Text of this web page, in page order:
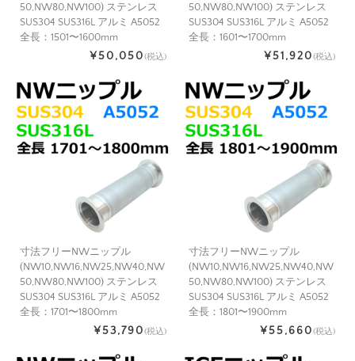
50,NW80,NW100) ステンレス
SUS304 SUS316L アルミ A5052
全長：1501〜1600mm
¥50,050(税込)
50,NW80,NW100) ステンレス
SUS304 SUS316L アルミ A5052
全長：1601〜1700mm
¥51,920(税込)
寸法フリーNWニップル
(NW10,NW16,NW25,NW40,NW
50,NW80,NW100) ステンレス
SUS304 SUS316L アルミ A5052
全長：1701〜1800mm
¥53,790(税込)
寸法フリーNWニップル
(NW10,NW16,NW25,NW40,NW
50,NW80,NW100) ステンレス
SUS304 SUS316L アルミ A5052
全長：1801〜1900mm
¥55,660(税込)